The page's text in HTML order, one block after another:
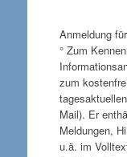
Anmeldung
° Zum
zum
Mail). Er
Meldungen,
u.ä. im